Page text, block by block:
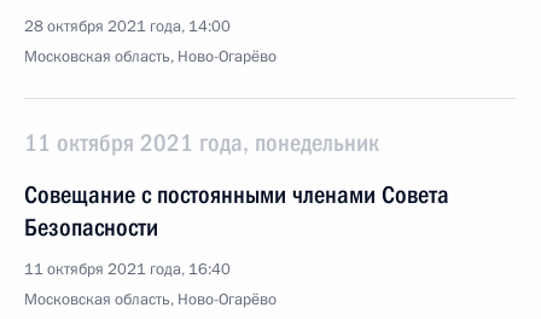
28 октября 2021 года, 14:00
Московская область, Ново-Огарёво
11 октября 2021 года, понедельник
Совещание с постоянными членами Совета
Безопасности
11 октября 2021 года, 16:40
Московская область, Ново-Огарёво